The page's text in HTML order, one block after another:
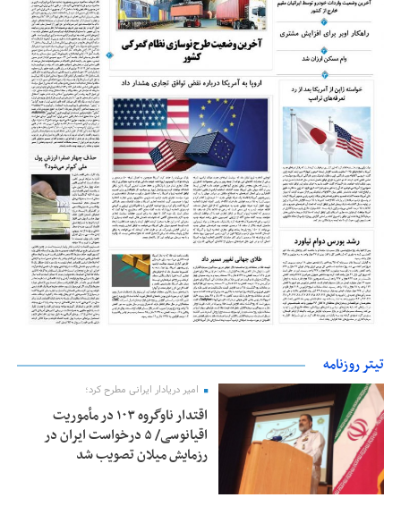
تیتر روزنامه
امیر دریادار ایرانی مطرح کرد؛
اقتدار ناوگروه ۱۰۳ در مأموریت‌
اقیانوسی/ ۵ درخواست ایران در
رزمایش میلان تصویب شد